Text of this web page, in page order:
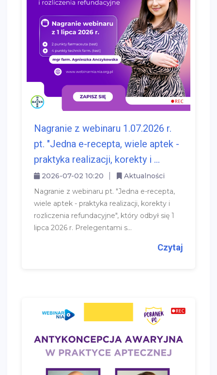
Nagranie z webinaru 1.07.2026 r.
pt. "Jedna e-recepta, wiele aptek -
praktyka realizacji, korekty i ...
2026-07-02 10:20
Aktualności
Nagranie z webinaru pt. "Jedna e-recepta,
wiele aptek - praktyka realizacji, korekty i
rozliczenia refundacyjne", który odbył się 1
lipca 2026 r. Prelegentami s...
Czytaj